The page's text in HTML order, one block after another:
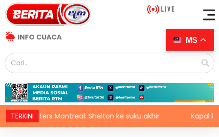
INFO CUACA
TERKINIMontreal: Shelton ke suku akhir Kapal karam:
MS